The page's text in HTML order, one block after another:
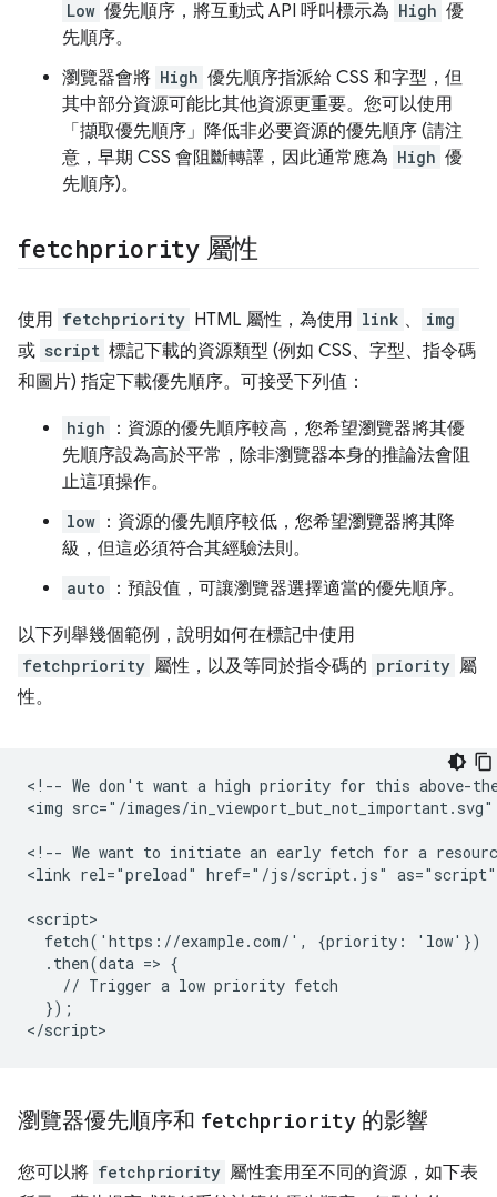
Low 優先順序，將互動式 API 呼叫標示為 High 優
先順序。
瀏覽器會將 High 優先順序指派給 CSS 和字型，但
其中部分資源可能比其他資源更重要。您可以使用
「擷取優先順序」降低非必要資源的優先順序 (請注
意，早期 CSS 會阻斷轉譯，因此通常應為 High 優
先順序)。
fetchpriority屬性
使用 fetchpriority HTML 屬性，為使用 link 、 img
或 script 標記下載的資源類型 (例如 CSS、字型、指令碼
和圖片) 指定下載優先順序。可接受下列值：
high
：資源的優先順序較高，您希望瀏覽器將其優
先順序設為高於平常，除非瀏覽器本身的推論法會阻
止這項操作。
low ：資源的優先順序較低，您希望瀏覽器將其降
級，但這必須符合其經驗法則。
auto ：預設值，可讓瀏覽器選擇適當的優先順序。
以下列舉幾個範例，說明如何在標記中使用
fetchpriority 屬性，以及等同於指令碼的 priority 屬
性。
<!-- We don't want a high priority for this above-
<img src="/images/
<!-- We want to initiate an early fetch for a
<link rel="preload" href="/js/script.js"
<script>
  fetch('https://example.com/', {priority: 'low'})
  .then(data => {
    // Trigger a low priority fetch
  });
瀏覽器優先順序和 fetchpriority 的影響
您可以將 fetchpriority 屬性套用至不同的資源，如下表